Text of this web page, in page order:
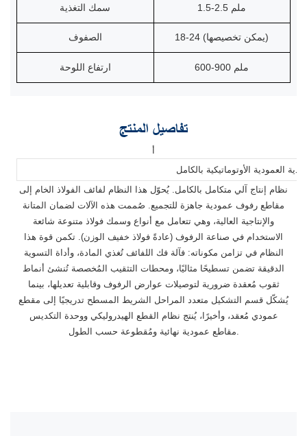
سمك التغذية 1.5-2.5 ملم
الصفوف 18-24 (يمكن تخصيصها)
ارتفاع اللوحة 600-900 ملم
تفاصيل المنتج
أ
العمودية الأوتوماتيكية بالكامل
نظام إنتاج آلي متكامل بالكامل. يُحوّل هذا النظام لفائف الفولاذ الخام إلى
مقاطع رفوف عمودية جاهزة للتجميع. صُممت هذه الآلات لضمان المتانة
والإنتاجية العالية، وهي تتعامل مع أنواع وسمك فولاذ متنوعة شائعة
الاستخدام في صناعة الرفوف (عادةً فولاذ خفيف الوزن). تكمن قوة هذا
النظام في تزامن مكوناته: فآلة فك اللفائف تُغذي المادة، وأداة التسوية
الدقيقة تضمن تسطيحًا مثاليًا، ومحطات التثقيب المُخصصة تُنشئ أنماط
ثقوب مُعقدة ضرورية لتوصيلات عوارض الرفوف وقابلية تعديلها، بينما
يُشكّل قسم التشكيل متعدد المراحل الشريط المسطح تدريجيًا إلى مقطع
عمودي مُعقد، وأخيرًا، يُنتج نظام القطع الهيدروليكي ووحدة التكديس